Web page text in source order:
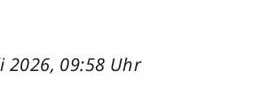
2026, 09:58 Uhr